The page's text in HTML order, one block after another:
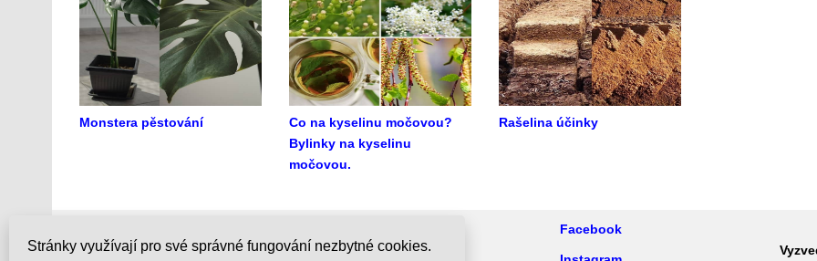
Monstera pěstování
Co na kyselinu močovou?
Bylinky na kyselinu
močovou.
Rašelina účinky
Facebook
Stránky využívají pro své správné fungování nezbytné cookies.